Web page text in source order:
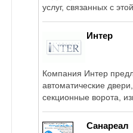
услуг, связанных с
Интер
Компания Интер
автоматические
секционные ворота,
Санареал